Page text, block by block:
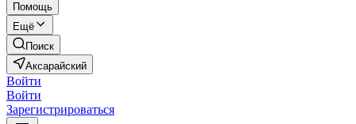
Помощь
Ещё
Поиск
Аксарайский
Войти
Войти
Зарегистрироваться